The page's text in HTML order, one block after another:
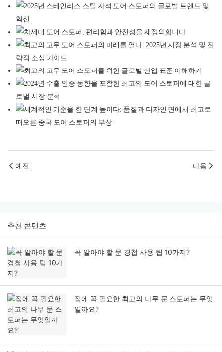
예전 다음
추천 콘텐츠
꼭 알아야 할 문 경첩 사용 팁 10가지?
집에 꼭 필요한 최고의 나무 문 스토퍼는 무엇
일까요?